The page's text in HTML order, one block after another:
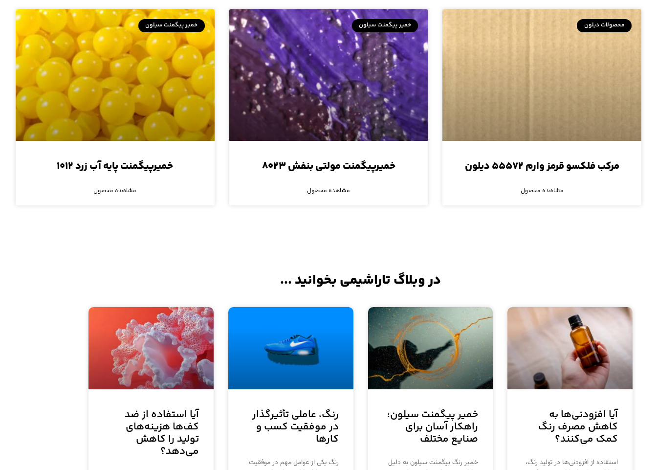
محصولات دیلون
مرکب فلکسو قرمز وارم ۵۵۵۷۲ دیلون
مشاهده محصول
خمیر پیگمنت سیلون
خمیرپیگمنت مولتی بنفش ۸۰۲۳
مشاهده محصول
خمیر پیگمنت سیلون
خمیرپیگمنت پایه آب زرد ۱۰۱۲
مشاهده محصول
در وبلاگ تاراشیمی بخوانید ...
آیا افزودنی‌ها به
کاهش مصرف رنگ
کمک می‌کنند؟
استفاده از افزودنی‌ها در تولید رنگ،
خمیر پیگمنت سیلون:
راهکار آسان برای
صنایع مختلف
خمیر رنگ پیگمنت سیلون به دلیل
رنگ، عاملی تأثیرگذار
در موفقیت کسب و
کارها
رنگ یکی از عوامل مهم در موفقیت
آیا استفاده از ضد
کف‌ها هزینه‌های
تولید را کاهش
می‌دهد؟